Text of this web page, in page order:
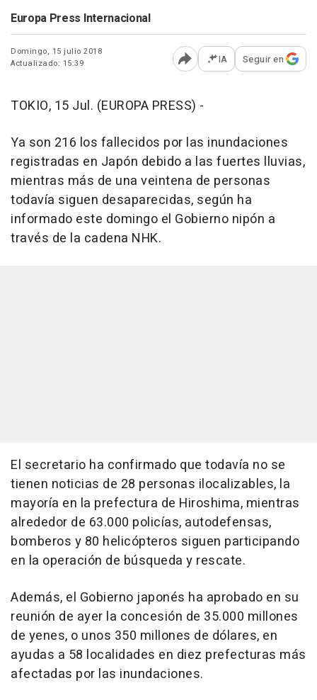
Europa Press Internacional
Domingo, 15 julio 2018
Actualizado: 15:39
Abrir opciones para
IA Seguir en
TOKIO, 15 Jul. (EUROPA PRESS) -
Ya son 216 los fallecidos por las inundaciones
registradas en Japón debido a las fuertes lluvias,
mientras más de una veintena de personas
todavía siguen desaparecidas, según ha
informado este domingo el Gobierno nipón a
través de la cadena NHK.
El secretario ha confirmado que todavía no se
tienen noticias de 28 personas ilocalizables, la
mayoría en la prefectura de Hiroshima, mientras
alrededor de 63.000 policías, autodefensas,
bomberos y 80 helicópteros siguen participando
en la operación de búsqueda y rescate.
Además, el Gobierno japonés ha aprobado en su
reunión de ayer la concesión de 35.000 millones
de yenes, o unos 350 millones de dólares, en
ayudas a 58 localidades en diez prefecturas más
afectadas por las inundaciones.